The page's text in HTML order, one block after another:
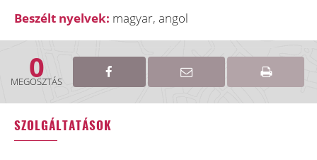
Beszélt nyelvek: magyar, angol
0
MEGOSZTÁS
SZOLGÁLTATÁSOK